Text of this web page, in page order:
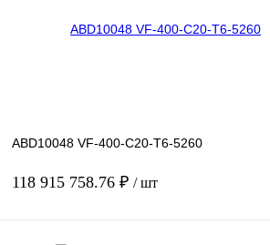
ABD10048 VF-400-C20-T6-5260
118 915 758.76 ₽ / шт